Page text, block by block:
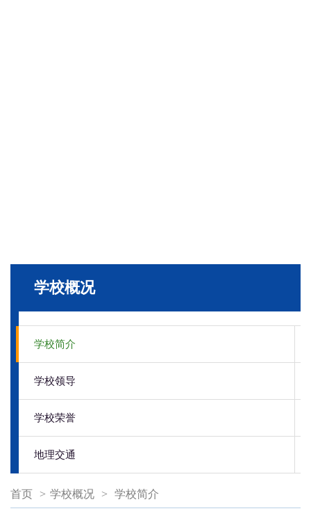
学校概况
学校简介
学校领导
学校荣誉
地理交通
首页 > 学校概况 > 学校简介